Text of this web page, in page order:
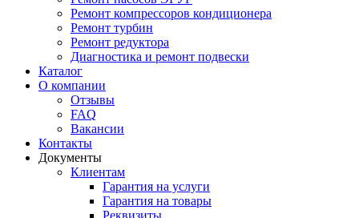
Ремонт компрессоров кондиционера
Ремонт турбин
Ремонт редуктора
Диагностика и ремонт подвески
Каталог
О компании
Отзывы
FAQ
Вакансии
Контакты
Документы
Клиентам
Гарантия на услуги
Гарантия на товары
Реквизиты